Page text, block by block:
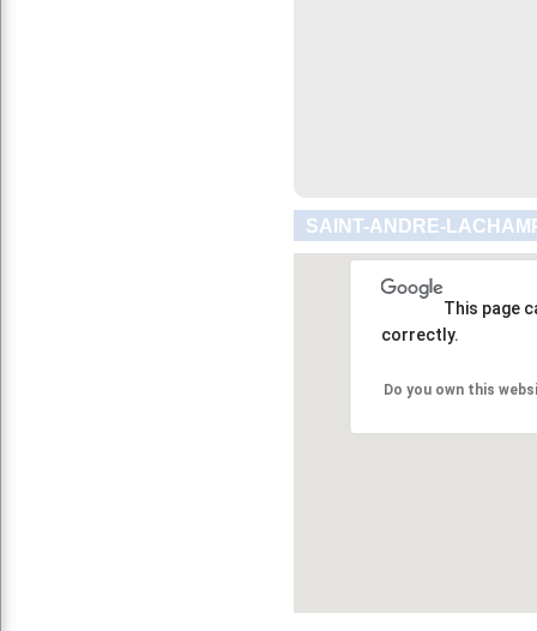
SAINT-ANDRE-
This page
correctly.
Do you own this